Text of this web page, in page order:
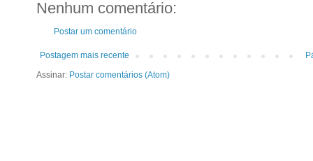
Nenhum comentário:
Postar um comentário
Postagem mais recente
Assinar: Postar comentários (Atom)